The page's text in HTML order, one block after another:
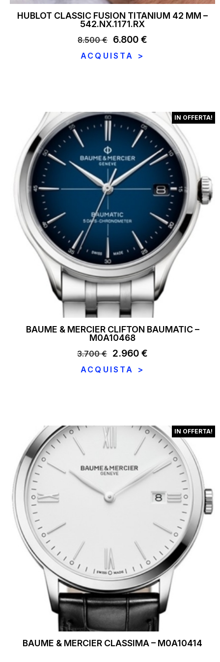
HUBLOT CLASSIC FUSION TITANIUM 42 MM –
542.NX.1171.RX
8.500€
Il
prezzo
6.800 €
ACQUISTA >
IN OFFERTA!
BAUME & MERCIER CLIFTON BAUMATIC –
M0A10468
3.700€
Il
prezzo
2.960 €
ACQUISTA >
IN OFFERTA!
BAUME & MERCIER CLASSIMA – M0A10414